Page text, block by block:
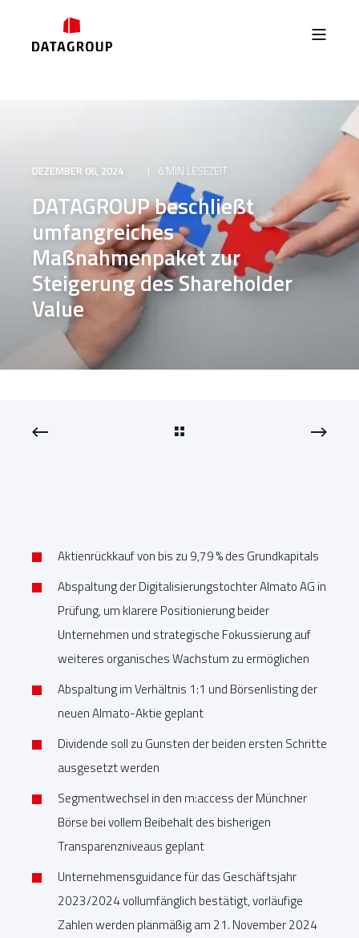
DEZEMBER 06, 2024 6 MIN LESEZEIT
DATAGROUP beschließt
umfangreiches
Maßnahmenpaket zur
Steigerung des Shareholder
Value
Aktienrückkauf von bis zu 9,79 % des Grundkapitals
Abspaltung der Digitalisierungstochter Almato AG in
Prüfung, um klarere Positionierung beider
Unternehmen und strategische Fokussierung auf
weiteres organisches Wachstum zu ermöglichen
Abspaltung im Verhältnis 1:1 und Börsenlisting der
neuen Almato-Aktie geplant
Dividende soll zu Gunsten der beiden ersten Schritte
ausgesetzt werden
Segmentwechsel in den m:access der Münchner
Börse bei vollem Beibehalt des bisherigen
Transparenzniveaus geplant
Unternehmensguidance für das Geschäftsjahr
2023/2024 vollumfänglich bestätigt, vorläufige
Zahlen werden planmäßig am 21. November 2024